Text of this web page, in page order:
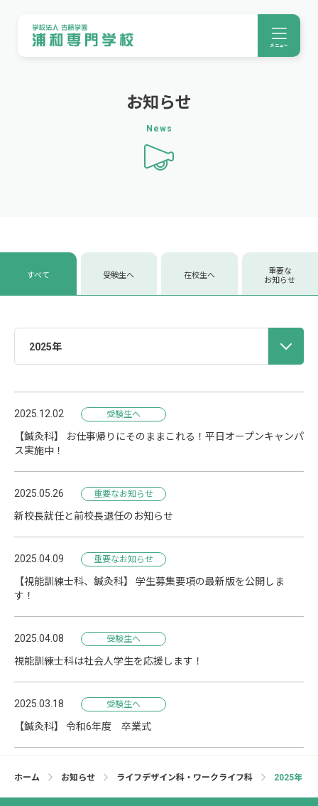
メニュー
お知らせ
News
すべて 受験生へ 在校生へ
重要な
お知らせ
2025年
2025.12.02 受験生へ
【鍼灸科】 お仕事帰りにそのままこれる！平日オープンキャンパ
ス実施中！
2025.05.26 重要なお知らせ
新校長就任と前校長退任のお知らせ
2025.04.09 重要なお知らせ
【視能訓練士科、鍼灸科】 学生募集要項の最新版を公開しま
す！
2025.04.08 受験生へ
視能訓練士科は社会人学生を応援します！
2025.03.18 受験生へ
【鍼灸科】 令和6年度 卒業式
ホーム お知らせ ライフデザイン科・ワークライフ科 2025年